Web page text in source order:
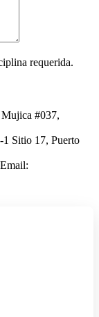
requerida.
#037,
Sitio 17, Puerto
Email: